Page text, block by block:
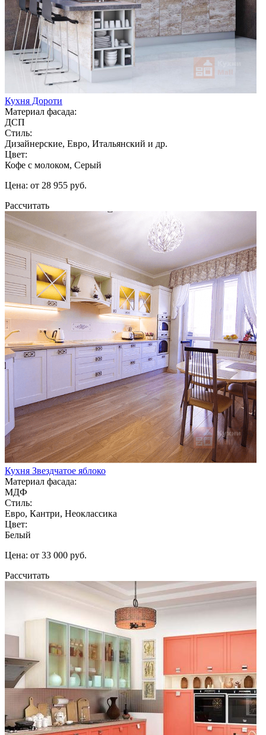
Кухня Дороти
Материал фасада:
ДСП
Стиль:
Дизайнерские, Евро, Итальянский и др.
Цвет:
Кофе с молоком, Серый
Цена: от 28 955 руб.
Рассчитать
Кухня Звездчатое яблоко
Материал фасада:
МДФ
Стиль:
Евро, Кантри, Неоклассика
Цвет:
Белый
Цена: от 33 000 руб.
Рассчитать